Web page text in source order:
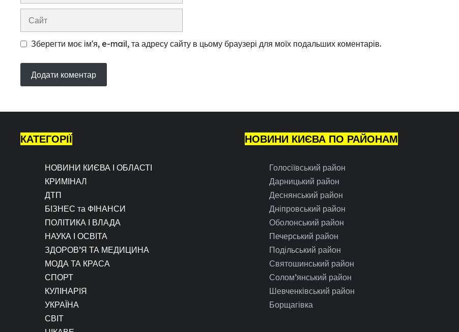
Сайт
Зберегти моє ім'я, e-mail, та адресу сайту в цьому браузері для моїх подальших коментарів.
КАТЕГОРІЇ
НОВИНИ КИЄВА І ОБЛАСТІ
КРИМІНАЛ
ДТП
БІЗНЕС та ФІНАНСИ
ПОЛІТИКА І ВЛАДА
НАУКА І ОСВІТА
ЗДОРОВ’Я ТА МЕДИЦИНА
МОДА ТА КРАСА
СПОРТ
КУЛІНАРІЯ
УКРАЇНА
СВІТ
НОВИНИ КИЄВА ПО РАЙОНАМ
Голосіївський район
Дарницький район
Деснянський район
Дніпровський район
Оболонський район
Печерський район
Подільський район
Святошинський район
Солом’янський район
Шевченківський район
Борщагівка